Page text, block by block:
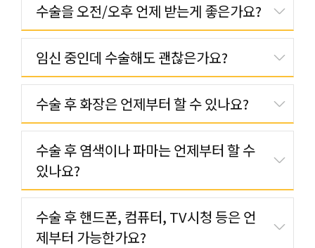
수술을 오전/오후 언제 받는게 좋은가요?
임신 중인데 수술해도 괜찮은가요?
수술 후 화장은 언제부터 할 수 있나요?
수술 후 염색이나 파마는 언제부터 할 수
있나요?
수술 후 핸드폰, 컴퓨터, TV시청 등은 언
제부터 가능한가요?